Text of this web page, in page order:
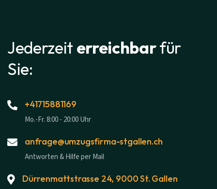
Jederzeit erreichbarfür
Sie:
+41715881169
Mo.-Fr. 8:00 - 20:00 Uhr
anfrage@umzugsfirma-stgallen.ch
Antworten & Hilfe per Mail
Dürrenmattstrasse 24, 9000 St. Gallen